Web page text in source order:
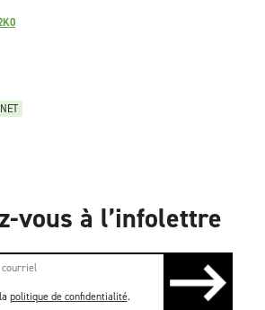
vous à l’infolettre
politique de confidentialité.